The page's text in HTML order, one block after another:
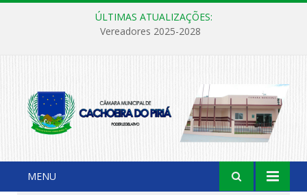
ÚLTIMAS ATUALIZAÇÕES:
Vereadores 2025-2028
MENU